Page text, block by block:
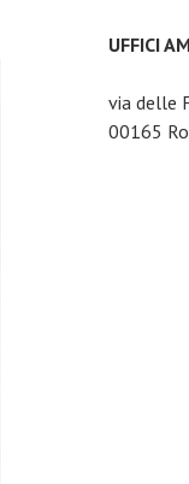
UFFICI
via delle
00165